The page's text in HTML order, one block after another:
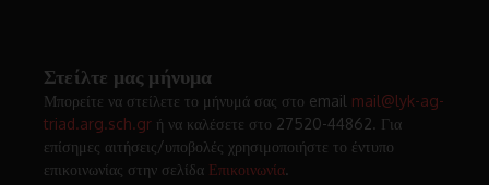
Στείλτε μας μήνυμα
Μπορείτε να στείλετε το μήνυμά σας στο email mail@lyk-ag-
triad.arg.sch.gr ή να καλέσετε στο 27520-44862. Για
επίσημες αιτήσεις/υποβολές χρησιμοποιήστε το έντυπο
επικοινωνίας στην σελίδα Επικοινωνία.